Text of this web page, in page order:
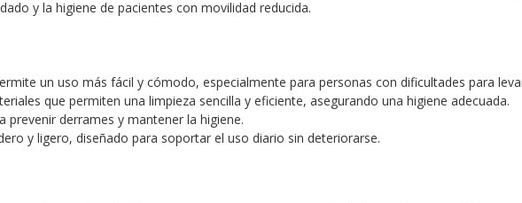
y la higiene de pacientes con movilidad reducida.
un uso más fácil y cómodo, especialmente para personas con dificultades para
que permiten una limpieza sencilla y eficiente, asegurando una higiene adecuada.
prevenir derrames y mantener la higiene.
y ligero, diseñado para soportar el uso diario sin deteriorarse.